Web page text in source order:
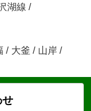
湖線 /
/ 大釜 / 山岸 /
せ